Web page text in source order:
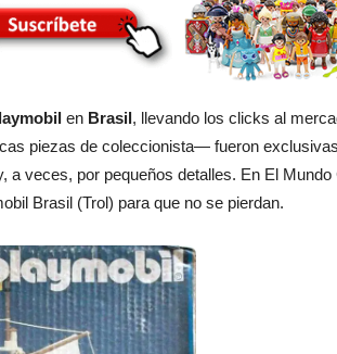
en Brasil, llevando los clicks al
piezas de coleccionista— fueron
a veces, por pequeños detalles. En El Mundo
Brasil (Trol) para que no se pierdan.